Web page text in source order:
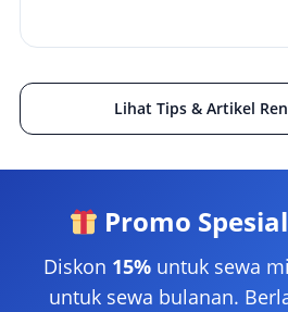
Lihat Tips & Artikel
Promo
Diskon 15% untuk sewa
untuk sewa bulanan.